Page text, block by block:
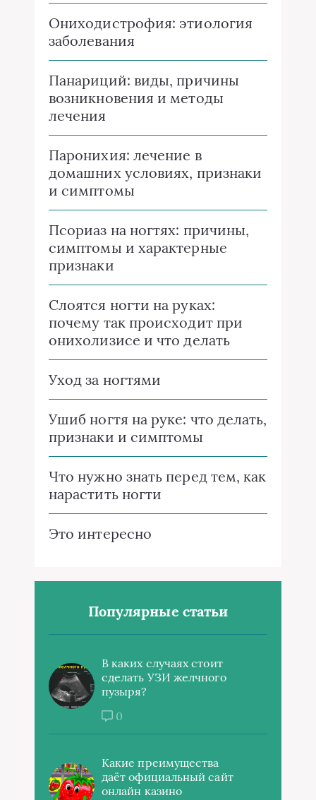
Ониходистрофия: этиология
заболевания
Панариций: виды, причины
возникновения и методы
лечения
Паронихия: лечение в
домашних условиях, признаки
и симптомы
Псориаз на ногтях: причины,
симптомы и характерные
признаки
Слоятся ногти на руках:
почему так происходит при
онихолизисе и что делать
Уход за ногтями
Ушиб ногтя на руке: что делать,
признаки и симптомы
Что нужно знать перед тем, как
нарастить ногти
Это интересно
Популярные статьи
В каких случаях стоит
сделать УЗИ желчного
пузыря?
0
Какие преимущества
даёт официальный сайт
онлайн казино